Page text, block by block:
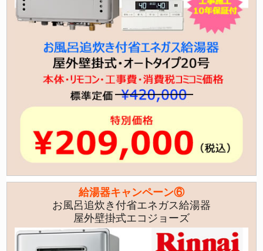
給湯器キャンペーン⑥
お風呂追炊き付省エネガス給湯器
屋外壁掛式エコジョーズ